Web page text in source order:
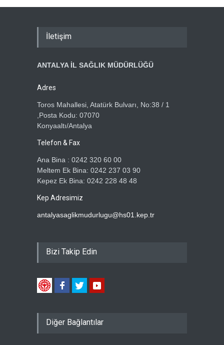
İletişim
ANTALYA İL SAĞLIK MÜDÜRLÜĞÜ
Adres
Toros Mahallesi, Atatürk Bulvarı, No:38 / 1
,Posta Kodu: 07070
Konyaaltı/Antalya
Telefon & Fax
Ana Bina : 0242 320 60 00
Meltem Ek Bina: 0242 237 03 90
Kepez Ek Bina: 0242 228 48 48
Kep Adresimiz
antalyasaglikmudurlugu@hs01.kep.tr
Bizi Takip Edin
Diğer Bağlantılar